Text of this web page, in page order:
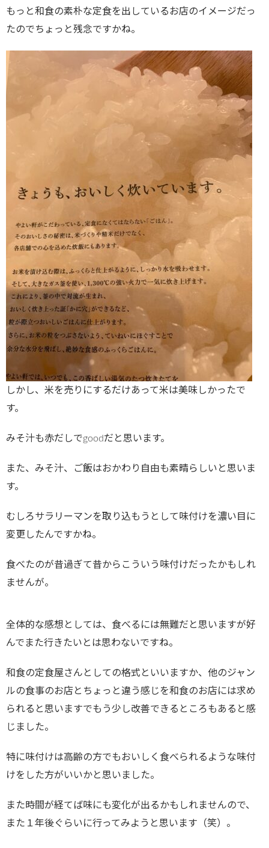
もっと和食の素朴な定食を出しているお店のイメージだっ
たのでちょっと残念ですかね。
しかし、米を売りにするだけあって米は美味しかったで
す。
みそ汁も赤だしでgoodだと思います。
また、みそ汁、ご飯はおかわり自由も素晴らしいと思いま
す。
むしろサラリーマンを取り込もうとして味付けを濃い目に
変更したんですかね。
食べたのが昔過ぎて昔からこういう味付けだったかもしれ
ませんが。
全体的な感想としては、食べるには無難だと思いますが好
んでまた行きたいとは思わないですね。
和食の定食屋さんとしての格式といいますか、他のジャン
ルの食事のお店とちょっと違う感じを和食のお店には求め
られると思いますでもう少し改善できるところもあると感
じました。
特に味付けは高齢の方でもおいしく食べられるような味付
けをした方がいいかと思いました。
また時間が経てば味にも変化が出るかもしれませんので、
また１年後ぐらいに行ってみようと思います（笑）。